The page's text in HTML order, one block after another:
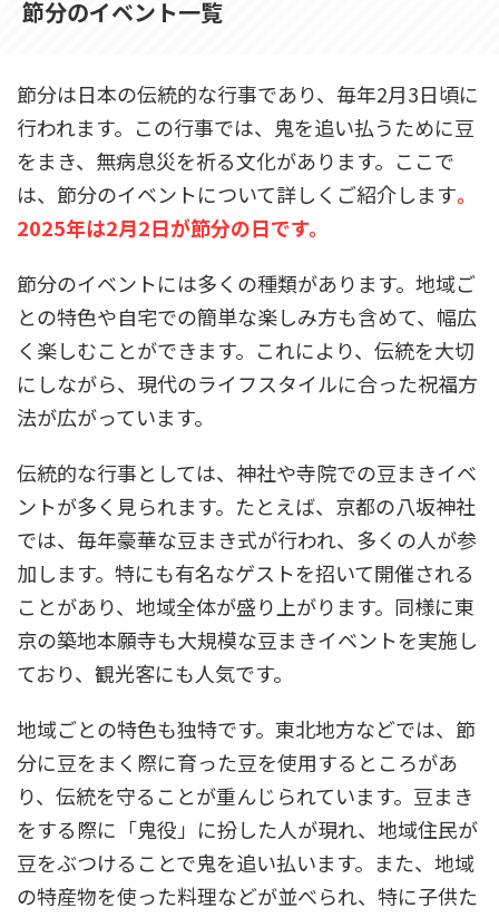
節分のイベント一覧
節分は日本の伝統的な行事であり、毎年2月3日頃に
行われます。この行事では、鬼を追い払うために豆
をまき、無病息災を祈る文化があります。ここで
は、節分のイベントについて詳しくご紹介します。
2025年は2月2日が節分の日です。
節分のイベントには多くの種類があります。地域ご
との特色や自宅での簡単な楽しみ方も含めて、幅広
く楽しむことができます。これにより、伝統を大切
にしながら、現代のライフスタイルに合った祝福方
法が広がっています。
伝統的な行事としては、神社や寺院での豆まきイベ
ントが多く見られます。たとえば、京都の八坂神社
では、毎年豪華な豆まき式が行われ、多くの人が参
加します。特にも有名なゲストを招いて開催される
ことがあり、地域全体が盛り上がります。同様に東
京の築地本願寺も大規模な豆まきイベントを実施し
ており、観光客にも人気です。
地域ごとの特色も独特です。東北地方などでは、節
分に豆をまく際に育った豆を使用するところがあ
り、伝統を守ることが重んじられています。豆まき
をする際に「鬼役」に扮した人が現れ、地域住民が
豆をぶつけることで鬼を追い払います。また、地域
の特産物を使った料理などが並べられ、特に子供た